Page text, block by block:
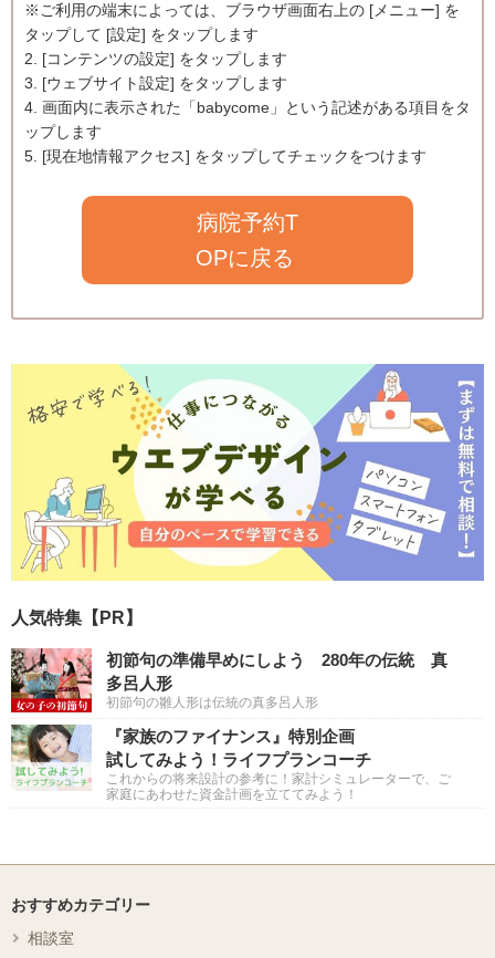
※ご利用の端末によっては、ブラウザ画面右上の [メニュー] を
タップして [設定] をタップします
2. [コンテンツの設定] をタップします
3. [ウェブサイト設定] をタップします
4. 画面内に表示された「babycome」という記述がある項目をタ
ップします
5. [現在地情報アクセス] をタップしてチェックをつけます
病院予約T
OPに戻る
人気特集【PR】
初節句の準備早めにしよう 280年の伝統 真
多呂人形
初節句の雛人形は伝統の真多呂人形
『家族のファイナンス』特別企画
試してみよう！ライフプランコーチ
これからの将来設計の参考に！家計シミュレーターで、ご
家庭にあわせた資金計画を立ててみよう！
おすすめカテゴリー
相談室